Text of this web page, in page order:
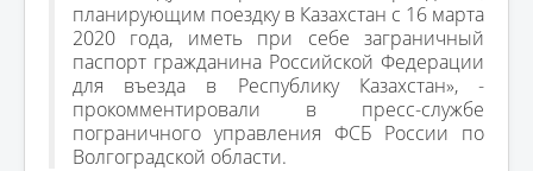
планирующим поездку в Казахстан с 16 марта
2020 года, иметь при себе заграничный
паспорт гражданина Российской Федерации
для въезда в Республику Казахстан», -
прокомментировали в пресс-службе
пограничного управления ФСБ России по
Волгоградской области.